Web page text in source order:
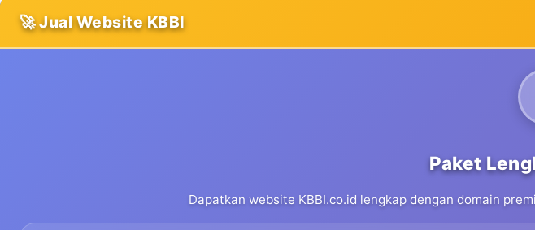
🚀 Jual Website KBBI
Paket
Dapatkan website KBBI.co.id lengkap dengan domain